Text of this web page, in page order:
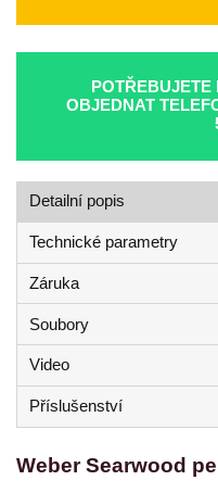
POTŘEBUJETE
OBJEDNAT
Detailní popis
Technické parametry
Záruka
Soubory
Video
Příslušenství
Weber Searwood